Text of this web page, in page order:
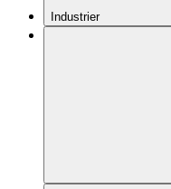
Industrier